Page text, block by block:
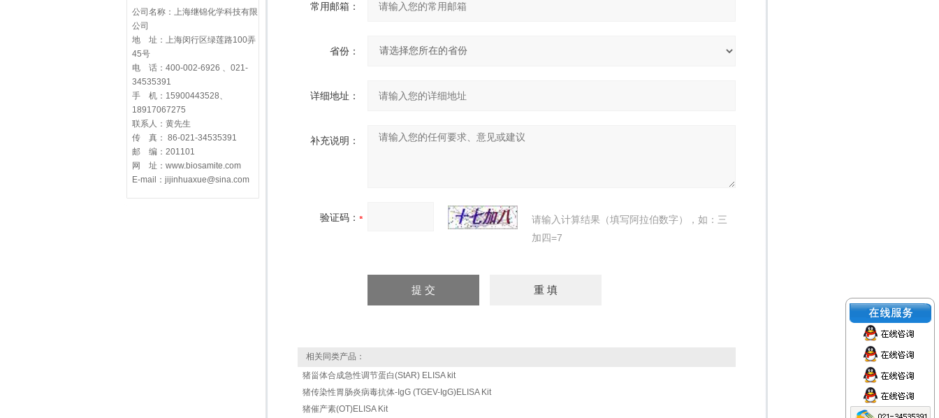
公司名称：上海继锦化学科技有限
公司
地 址：上海闵行区绿莲路100弄
45号
电 话：400-002-6926 、021-
34535391
手 机：15900443528、
18917067275
联系人：黄先生
传 真： 86-021-34535391
邮 编：201101
网 址：www.biosamite.com
E-mail：jijinhuaxue@sina.com
常用邮箱：
省份：
详细地址：
补充说明：
验证码：
请输入计算结果（填写阿拉伯数字），如：三
加四=7
相关同类产品：
猪甾体合成急性调节蛋白(StAR) ELISA kit
猪传染性胃肠炎病毒抗体-IgG (TGEV-IgG)ELISA Kit
猪催产素(OT)ELISA Kit